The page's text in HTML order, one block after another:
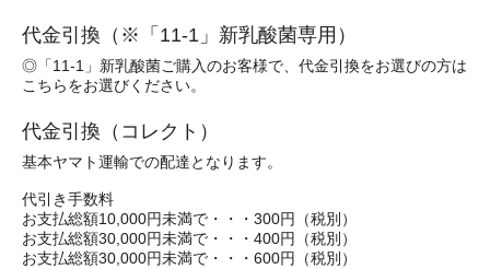
代金引換（※「11-1」新乳酸菌専用）
◎「11-1」新乳酸菌ご購入のお客様で、代金引換をお選びの方は
こちらをお選びください。
代金引換（コレクト）
基本ヤマト運輸での配達となります。
代引き手数料
お支払総額10,000円未満で・・・300円（税別）
お支払総額30,000円未満で・・・400円（税別）
お支払総額30,000円未満で・・・600円（税別）